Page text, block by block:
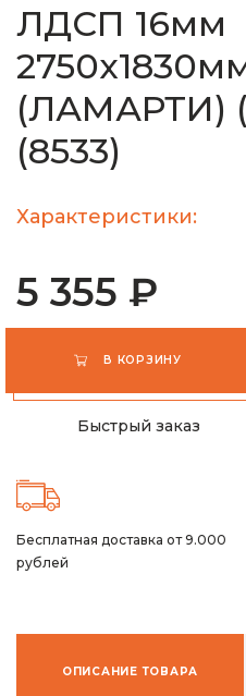
ЛДСП 16мм
(ЛАМАРТИ)
(8533)
Характеристики:
5 355 ₽
В КОРЗИНУ
Быстрый заказ
Бесплатная доставка от 9.000
рублей
ОПИСАНИЕ ТОВАРА